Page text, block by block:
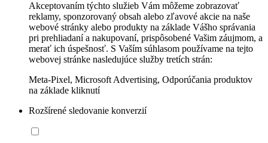
Akceptovaním týchto služieb Vám môžeme zobrazovať
reklamy, sponzorovaný obsah alebo zľavové akcie na naše
webové stránky alebo produkty na základe Vášho správania
pri prehliadaní a nakupovaní, prispôsobené Vašim záujmom, a
merať ich úspešnosť. S Vaším súhlasom používame na tejto
webovej stránke nasledujúce služby tretích strán:
Meta-Pixel, Microsoft Advertising, Odporúčania produktov
na základe kliknutí
Rozšírené sledovanie konverzií